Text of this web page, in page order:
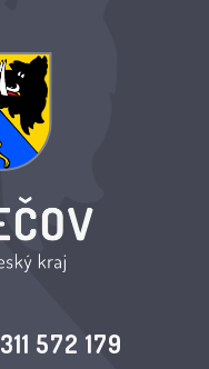
311 572 179